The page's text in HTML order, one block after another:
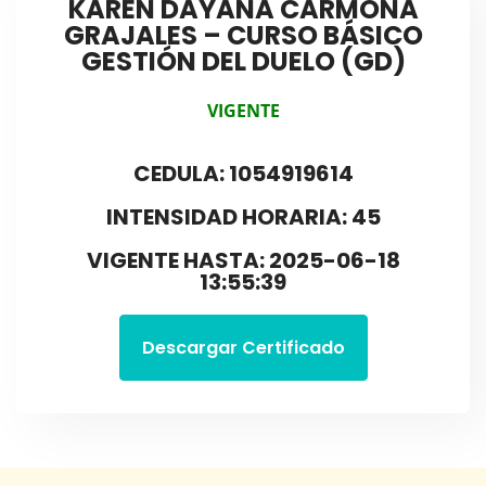
KAREN DAYANA CARMONA
GRAJALES – CURSO BÁSICO
GESTIÓN DEL DUELO (GD)
VIGENTE
CEDULA: 1054919614
INTENSIDAD HORARIA: 45
VIGENTE HASTA: 2025-06-18
13:55:39
Descargar Certificado